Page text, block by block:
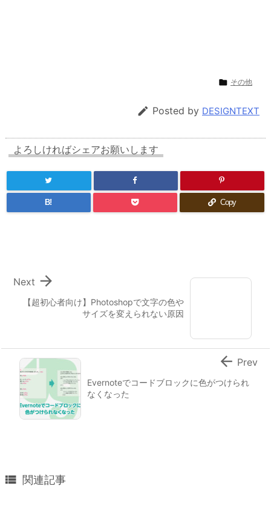
 その他
 Posted by DESIGNTEXT
よろしければシェアお願いします
B! Copy
【超初心者向け】Photoshopで文字の色や
サイズを変えられない原因

Next
Evernoteでコードブロックに色がつけられ
なくなった
 Prev
 関連記事